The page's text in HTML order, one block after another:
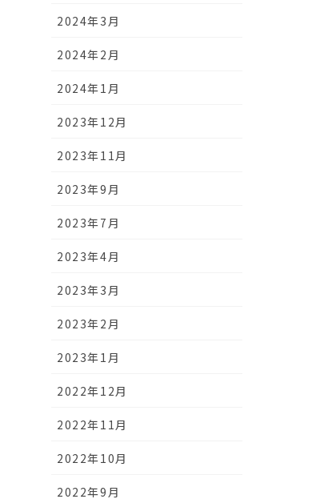
2024年3月
2024年2月
2024年1月
2023年12月
2023年11月
2023年9月
2023年7月
2023年4月
2023年3月
2023年2月
2023年1月
2022年12月
2022年11月
2022年10月
2022年9月